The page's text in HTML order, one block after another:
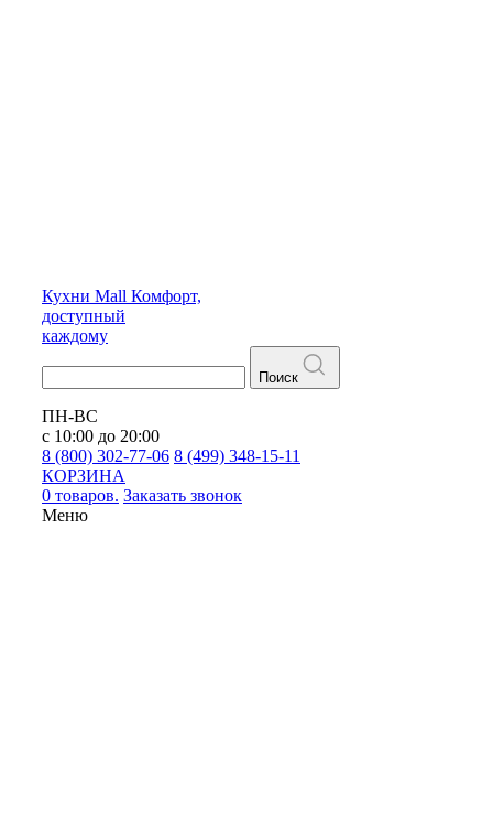
Кухни Mall Комфорт,
доступный
каждому
Поиск
ПН-ВС
с 10:00 до 20:00
8 (800) 302-77-06 8 (499) 348-15-11
КОРЗИНА
0 товаров. Заказать звонок
Меню